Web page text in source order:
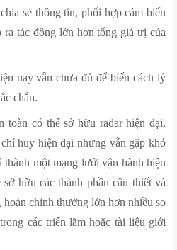
sẻ thông tin, phối hợp cảm biến
tác động lớn hơn tổng giá trị của
nay vẫn chưa đủ để biến cách lý
chắn.
toàn có thể sở hữu radar hiện đại,
huy hiện đại nhưng vẫn gặp khó
một mạng lưới vận hành hiệu
hữu các thành phần cần thiết và
chỉnh thường lớn hơn nhiều so
các triển lãm hoặc tài liệu giới